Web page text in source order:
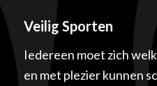
Veilig Sporten
Iedereen moet zich
en met plezier kunnen